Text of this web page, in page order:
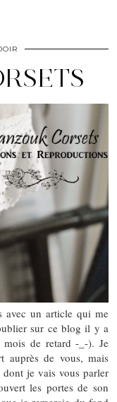
un article qui me
sur ce blog il y a
mois de retard -_-). Je
auprès de vous, mais
dont je vais vous parler
les portes de son